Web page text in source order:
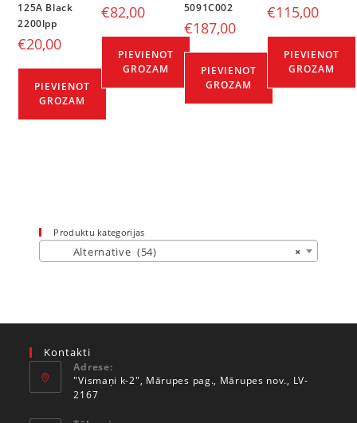
125A Black
2200lpp
€20,00
PIEVIENOT
GROZAM
€82,00
PIEVIENOT
GROZAM
5091C002
€187,00
PIEVIENOT
GROZAM
€115,00
PIEVIENOT
GROZAM
Produktu kategorijas
×
Alternative (54)
Kontakti
Adrese:
"Vismaņi k-2", Mārupes pag., Mārupes nov., LV-
2167